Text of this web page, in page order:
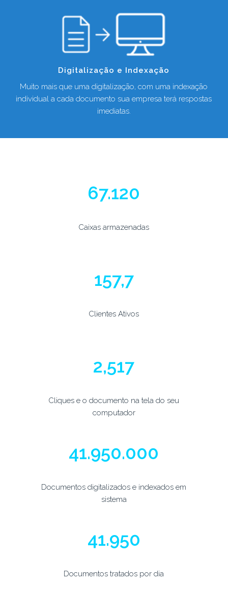
Digitalização e Indexação
Muito mais que uma digitalização, com uma indexação
individual a cada documento sua empresa terá respostas
imediatas.
80.000
Caixas armazenadas
188
Clientes Ativos
3
Cliques e o documento na tela do seu
computador
50.000.000
Documentos digitalizados e indexados em
sistema
50.000
Documentos tratados por dia